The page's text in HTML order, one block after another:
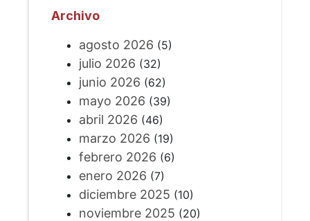
Archivo
agosto 2026 (5)
julio 2026 (32)
junio 2026 (62)
mayo 2026 (39)
abril 2026 (46)
marzo 2026 (19)
febrero 2026 (6)
enero 2026 (7)
diciembre 2025 (10)
noviembre 2025 (20)